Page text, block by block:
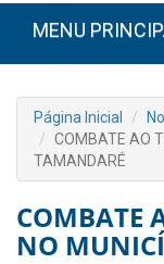
MENU
Página Inicial
COMBATE AO
TAMANDARÉ
COMBATE
NO